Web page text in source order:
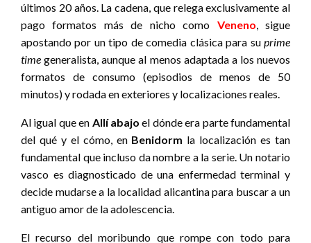
últimos 20 años. La cadena, que relega exclusivamente al
pago formatos más de nicho como Veneno, sigue
apostando por un tipo de comedia clásica para su prime
time generalista, aunque al menos adaptada a los nuevos
formatos de consumo (episodios de menos de 50
minutos) y rodada en exteriores y localizaciones reales.
Al igual que en Allí abajo el dónde era parte fundamental
del qué y el cómo, en Benidorm la localización es tan
fundamental que incluso da nombre a la serie. Un notario
vasco es diagnosticado de una enfermedad terminal y
decide mudarse a la localidad alicantina para buscar a un
antiguo amor de la adolescencia.
El recurso del moribundo que rompe con todo para